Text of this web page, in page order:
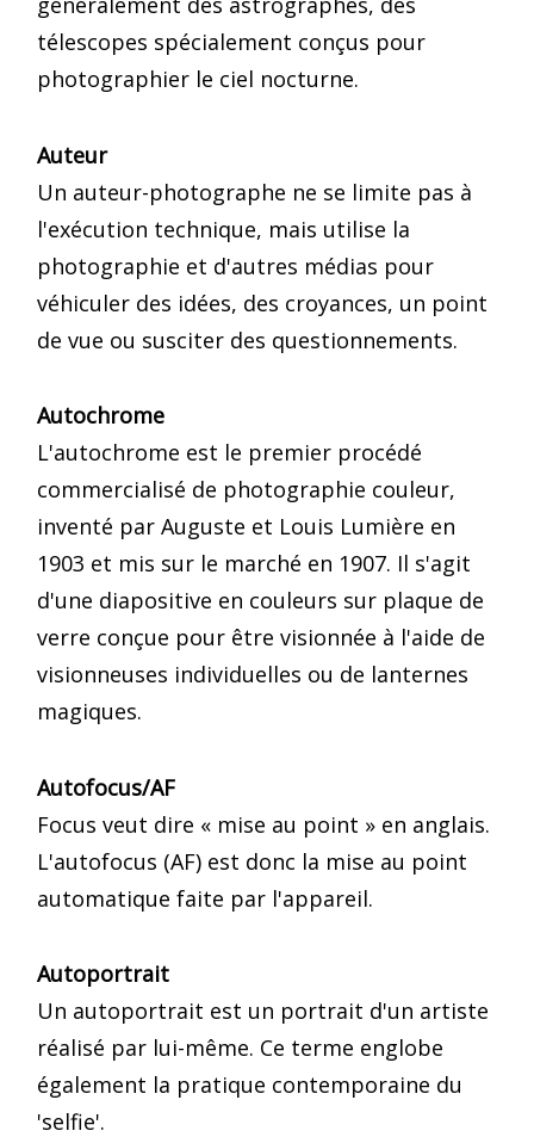
télescopes spécialement conçus pour
photographier le ciel nocturne.
Auteur
Un auteur-photographe ne se limite pas à
l'exécution technique, mais utilise la
photographie et d'autres médias pour
véhiculer des idées, des croyances, un point
de vue ou susciter des questionnements.
Autochrome
L'autochrome est le premier procédé
commercialisé de photographie couleur,
inventé par Auguste et Louis Lumière en
1903 et mis sur le marché en 1907. Il s'agit
d'une diapositive en couleurs sur plaque de
verre conçue pour être visionnée à l'aide de
visionneuses individuelles ou de lanternes
magiques.
Autofocus/AF
Focus veut dire « mise au point » en anglais.
L'autofocus (AF) est donc la mise au point
automatique faite par l'appareil.
Autoportrait
Un autoportrait est un portrait d'un artiste
réalisé par lui-même. Ce terme englobe
également la pratique contemporaine du
'selfie'.